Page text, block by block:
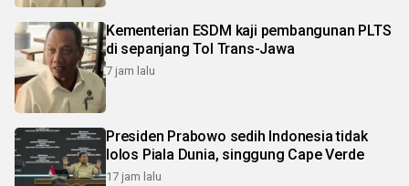
Kementerian ESDM kaji pembangunan PLTS
di sepanjang Tol Trans-Jawa
7 jam lalu
Presiden Prabowo sedih Indonesia tidak
lolos Piala Dunia, singgung Cape Verde
17 jam lalu